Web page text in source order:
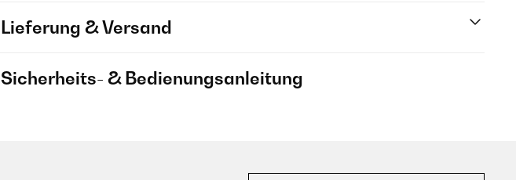
Lieferung & Versand
Sicherheits- & Bedienungsanleitung